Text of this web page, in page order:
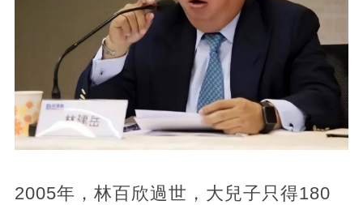
2005年，林百欣過世，大兒子只得180